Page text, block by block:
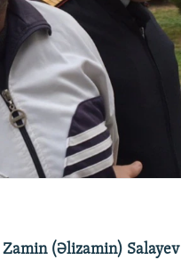
Zamin (Əlizamin) Salayev